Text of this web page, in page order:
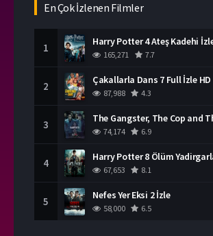
En Çok İzlenen Filmler
1 Harry Potter 4 Ateş Kadehi
165,271 7.7
2 Çakallarla Dans 7 Full İzle HD
87,988 4.3
3
74,174 6.9
4
67,653 8.1
5 Nefes Yer Eksi 2 İzle
58,000 6.5